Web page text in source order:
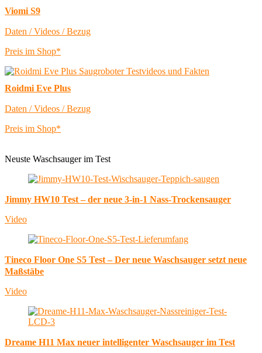
Viomi S9
Daten / Videos / Bezug
Preis im Shop*
Roidmi Eve Plus
Daten / Videos / Bezug
Preis im Shop*
Neuste Waschsauger im Test
Jimmy HW10 Test – der neue 3-in-1 Nass-Trockensauger
Video
Tineco Floor One S5 Test – Der neue Waschsauger setzt neue
Maßstäbe
Video
Dreame H11 Max neuer intelligenter Waschsauger im Test